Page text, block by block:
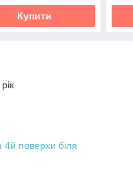
Купити
поверхи біля